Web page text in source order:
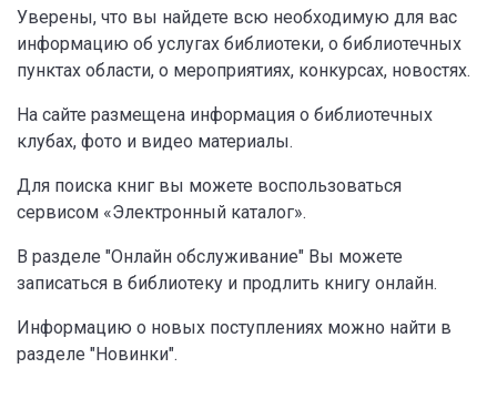
Уверены, что вы найдете всю необходимую для вас
информацию об услугах библиотеки, о библиотечных
пунктах области, о мероприятиях, конкурсах, новостях.
На сайте размещена информация о библиотечных
клубах, фото и видео материалы.
Для поиска книг вы можете воспользоваться
сервисом «Электронный каталог».
В разделе "Онлайн обслуживание" Вы можете
записаться в библиотеку и продлить книгу онлайн.
Информацию о новых поступлениях можно найти в
разделе "Новинки".